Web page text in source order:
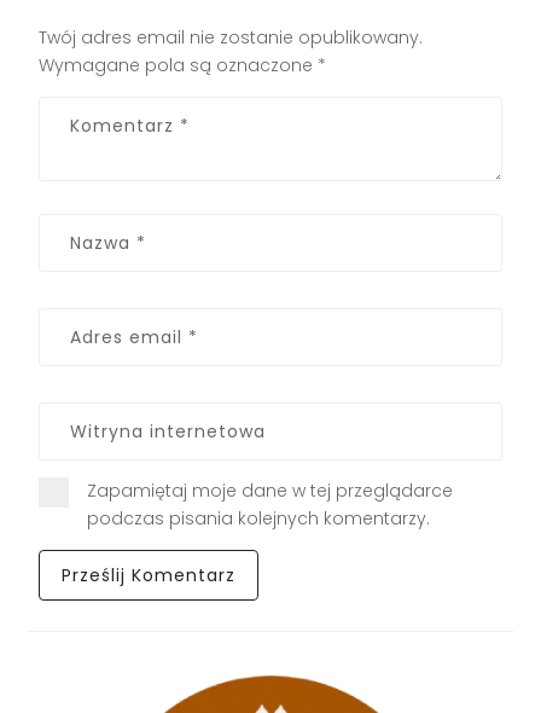
Twój adres email nie zostanie opublikowany.
Wymagane pola są oznaczone *
Zapamiętaj moje dane w tej przeglądarce
podczas pisania kolejnych komentarzy.